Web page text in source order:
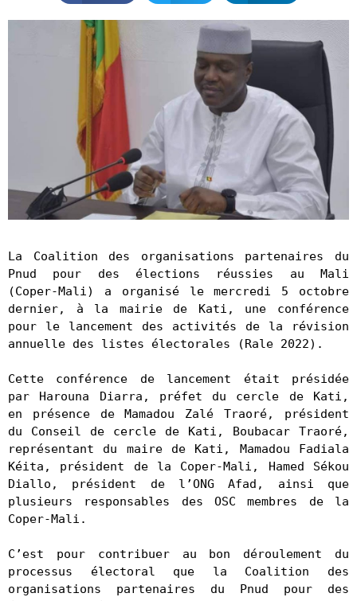
La Coalition des organisations partenaires du
Pnud pour des élections réussies au Mali
(Coper-Mali) a organisé le mercredi 5 octobre
dernier, à la mairie de Kati, une conférence
pour le lancement des activités de la révision
annuelle des listes électorales (Rale 2022).
Cette conférence de lancement était présidée
par Harouna Diarra, préfet du cercle de Kati,
en présence de Mamadou Zalé Traoré, président
du Conseil de cercle de Kati, Boubacar Traoré,
représentant du maire de Kati, Mamadou Fadiala
Kéita, président de la Coper-Mali, Hamed Sékou
Diallo, président de l’ONG Afad, ainsi que
plusieurs responsables des OSC membres de la
Coper-Mali.
C’est pour contribuer au bon déroulement du
processus électoral que la Coalition des
organisations partenaires du Pnud pour des